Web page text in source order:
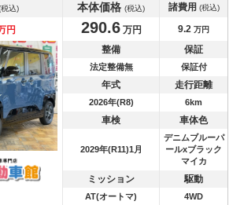
込) 本体価格 (税込) 諸費用 (税込)
円 290.6万円 9.2 万円
整備 保証
法定整備無 保証付
年式 走行距離
2026年(R8) 6km
車検 車体色
2029年(R11)1月
デニムブルーパ
ールxブラック
マイカ
ミッション 駆動
AT(オートマ) 4WD